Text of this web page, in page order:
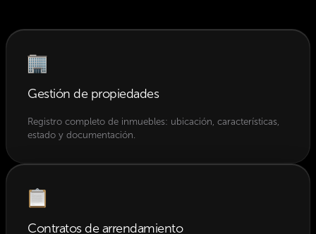
Gestión de propiedades
Registro completo de inmuebles: ubicación, características,
estado y documentación.
Contratos de arrendamiento